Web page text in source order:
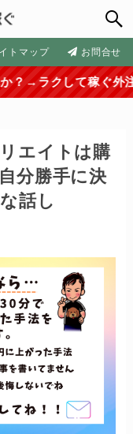
トマップ お問合せ
稼ぐ外注化の方法
エイトは購
分勝手に決
話し